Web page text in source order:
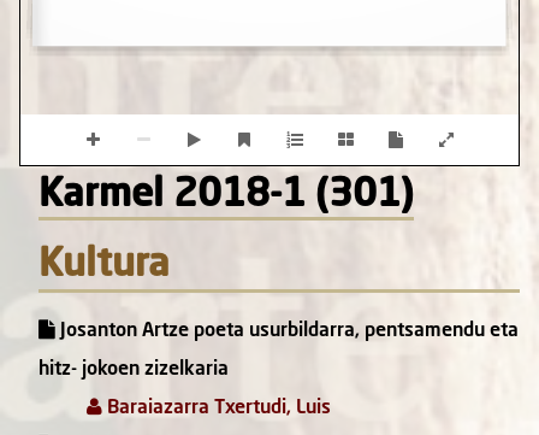
Karmel 2018-1 (301)
Kultura
Josanton Artze poeta usurbildarra, pentsamendu eta
hitz- jokoen zizelkaria
Baraiazarra Txertudi, Luis